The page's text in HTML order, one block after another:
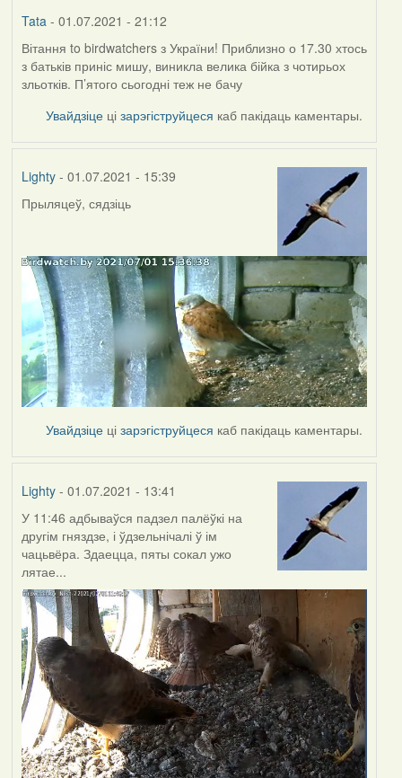
Tata- 01.07.2021 - 21:12
Вітання to birdwatchers з України! Приблизно о 17.30 хтось
з батьків приніс мишу, виникла велика бійка з чотирьох
зльотків. П’ятого сьогодні теж не бачу
Увайдзіце цізарэгіструйцеся каб пакідаць каментары.
Lighty- 01.07.2021 - 15:39
Прыляцеў, сядзіць
Увайдзіце цізарэгіструйцеся каб пакідаць каментары.
Lighty- 01.07.2021 - 13:41
У 11:46 адбываўся падзел палёўкі на
другім гняздзе, і ўдзельнічалі ў ім
чацьвёра. Здаецца, пяты сокал ужо
лятае...